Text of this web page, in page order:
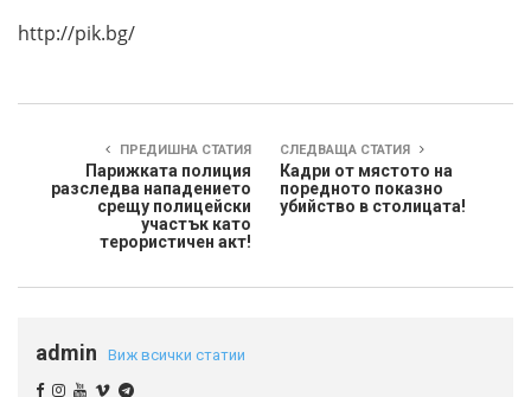
http://pik.bg/
ПРЕДИШНА СТАТИЯ
Парижката полиция
разследва нападението
срещу полицейски
участък като
терористичен акт!
СЛЕДВАЩА СТАТИЯ
Кадри от мястото на
поредното показно
убийство в столицата!
admin Виж всички статии